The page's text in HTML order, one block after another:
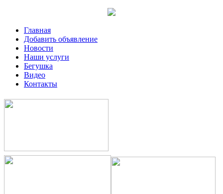
Главная
Добавить объявление
Новости
Наши услуги
Бегушка
Видео
Контакты